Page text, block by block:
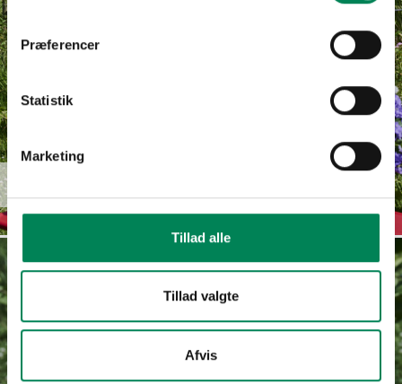
Præferencer
Statistik
Marketing
Tillad alle
Tillad valgte
Afvis
haylodgensis